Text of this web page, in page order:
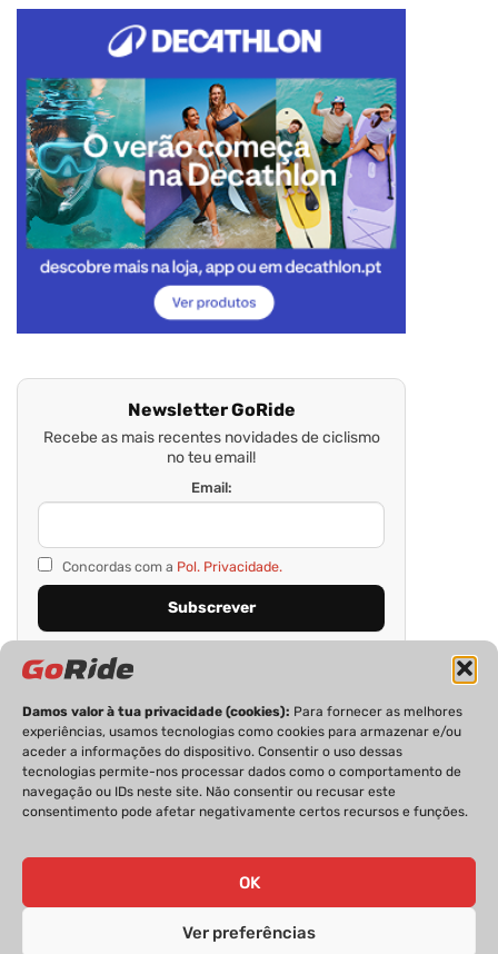
Damos valor à tua privacidade (cookies): Para fornecer as melhores
experiências, usamos tecnologias como cookies para armazenar e/ou
aceder a informações do dispositivo. Consentir o uso dessas
tecnologias permite-nos processar dados como o comportamento de
navegação ou IDs neste site. Não consentir ou recusar este
consentimento pode afetar negativamente certos recursos e funções.
OK
Ver preferências
Newsletter GoRide
Recebe as mais recentes novidades de ciclismo
no teu email!
Email:
Concordas com a Pol. Privacidade.
PRIVACIDADE FICHA TÉCNICA
ESTATUTO EDITORIAL